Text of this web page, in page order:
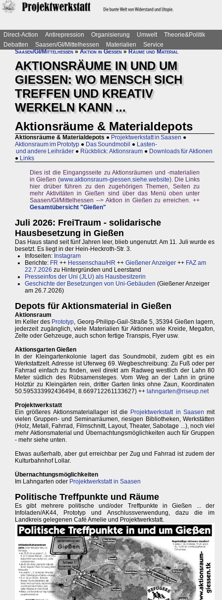
Direct-Action Antirepression Organisierung Umwelt
Theorie&Politik
Debatten
Saasen/GI/Mittelhessen Materialien
Service
Saasen/GI/Mittelhessen»Aktion in Gießen»Räume und Material
AKTIONSRÄUME IN UND UM
GIESSEN: WO MENSCH SICH
TREFFEN UND KREATIV
WERKELN KANN ...
Aktionsräume & Materialdepots
Aktionsräume & Materialdepots ● Projektwerkstatt in Saasen ●
Aktionsraum im Prototyp ● Das Soundmobil ● Lasten-
und andere Leihräder ● Rückblick: Aktionsraum ● Downloads für Aktionen
● Links
Dies ist die Eingangsseite zu Aktionsräumen und -materialien
in Gießen (www.aktionsraum-giessen.siehe.website). Die Links
hier drüber führen zu den zugehörigen Themen, Seiten zu
mehr Aktivitäten in Gießen sind über das Menü oben unter
Saasen/GI/Mittelhessen --> Aktion in Gießen zu erreichen. ++
Gesamtübersicht "Gießen"
Juli 2026: FreiTraum - solidarische
Hausbesetzung in Gießen
Das Haus stand seit fünf Jahren leer, blieb ungenutzt. Am 11. Juli wurde es
besetzt. Es liegt in der Hein-Heckroth-Str. 3.
Infoseiten: Instagram
Berichte: FR ++ Hessenschau/HR ++ Gießener Anzeiger ++ FAZ am
22.7.2026 zu Hintergründen und Leerstand
Presseinfos der Uni (JLU) als Hausbesitzerin
Geschichte der Besetzungen von Uni-Gebäuden (Gießener Anzeiger
am 26.7.2026)
Depots für Aktionsmaterial in Gießen
Aktionsraum
Im Keller des Prototyp, Georg-Philipp-Gail-Straße 5, 35394 Gießen lagern,
jederzeit zugänglich, viele Materialien für Aktionen wie Kreide, Megafon,
Zelte oder Gehzeuge, auch schon fertige Transpis, Flyer usw.
Aktionsgarten Gießen
In der Kleingartenkolonie lagert das Soundmobil, zudem gibt es ein
Werkstattzelt. Adresse ist Uferweg 69. Wegbeschreibung: Zu Fuß oder per
Fahrrad einfach zu finden, weil direkt am Radweg westlich der Lahn 80
Meter südlich des Rübsamensteges. Vom Weg an der Lahn in grüne
Holztür zu Kleingärten rein, dritter Garten links ohne Zaun, Koordinaten
50.595333992436494, 8.669712261133627) ++ lahngarten@riseup.net
Projektwerkstatt
Ein größeres Aktionsmateriallager ist die Projektwerkstatt in Saasen mit
vielen Gruppen- und Seminarräumen, riesigen Bibliotheken, Werkstätten
(Holz, Metall, Fahrrad, Filmschnitt, Layout, Theater, Sabotage ...), noch viel
mehr Aktionsmaterial und Übernachtungsmöglichkeiten auch für Gruppen
- mehr siehe unten.
Etwas außerhalb, aber gut erreichbar per Zug und Fahrrad ist zudem der
Kulturbahnhof Lollar.
Übernachtungsmöglichkeiten
Im Lahngarten oder Projektwerkstatt in Saasen
Politische Treffpunkte und Räume
Es gibt mehrere politische und/oder Treffpunkte in Gießen ... der
Infoladen/AK44, Prototyp und Anschlussverwendung, dazu die im
Landkreis gelegenen Café Amelie und Projektwerkstatt.